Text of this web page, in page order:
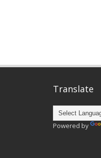
Translate
Powered by